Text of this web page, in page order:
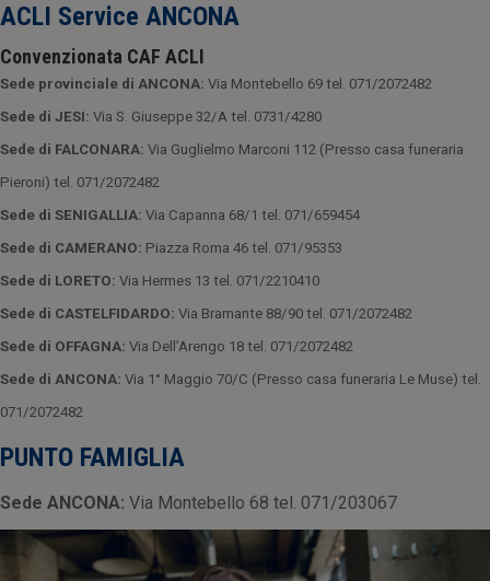
ACLI Service ANCONA
Convenzionata CAF ACLI
Sede provinciale di ANCONA: Via Montebello 69 tel. 071/2072482
Sede di JESI: Via S. Giuseppe 32/A tel. 0731/4280
Sede di FALCONARA: Via Guglielmo Marconi 112 (Presso casa funeraria
Pieroni) tel. 071/2072482
Sede di SENIGALLIA: Via Capanna 68/1 tel. 071/659454
Sede di CAMERANO: Piazza Roma 46 tel. 071/95353
Sede di LORETO: Via Hermes 13 tel. 071/2210410
Sede di CASTELFIDARDO: Via Bramante 88/90 tel. 071/2072482
Sede di OFFAGNA: Via Dell’Arengo 18 tel. 071/2072482
Sede di ANCONA: Via 1° Maggio 70/C (Presso casa funeraria Le Muse) tel.
071/2072482
PUNTO FAMIGLIA
Sede ANCONA: Via Montebello 68 tel. 071/203067